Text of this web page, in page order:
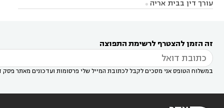
אונו
עורך דין בבת ים
דין בשוהם 
עורך דין בבית אריה 
זה הזמן להצטרף לרשימת התפוצה
במשלוח הטופס אני מסכים לקבל לכתובת המייל שלי פרסומות ועדכונים מאתר פסק